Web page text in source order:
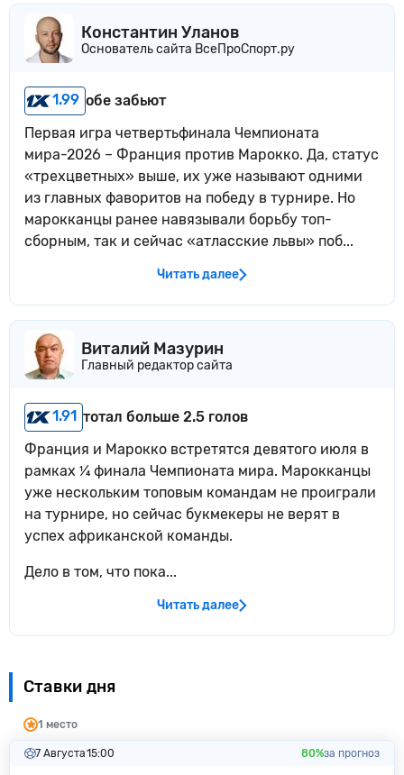
Константин Уланов
Основатель сайта ВсеПроСпорт.ру
1.99 обе забьют
Первая игра четвертьфинала Чемпионата
мира-2026 – Франция против Марокко. Да, статус
«трехцветных» выше, их уже называют одними
из главных фаворитов на победу в турнире. Но
марокканцы ранее навязывали борьбу топ-
сборным, так и сейчас «атласские львы» поб...
Читать далее
Виталий Мазурин
Главный редактор сайта
1.91 тотал больше 2.5 голов
Франция и Марокко встретятся девятого июля в
рамках ¼ финала Чемпионата мира. Марокканцы
уже нескольким топовым командам не проиграли
на турнире, но сейчас букмекеры не верят в
успех африканской команды.
Дело в том, что пока...
Читать далее
Ставки дня
1 место
7 Августа15:00 80%за прогноз